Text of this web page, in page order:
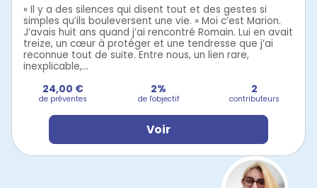
« Il y a des silences qui disent tout et des gestes si
simples qu’ils bouleversent une vie. » Moi c’est Marion.
J’avais huit ans quand j’ai rencontré Romain. Lui en avait
treize, un cœur à protéger et une tendresse que j’ai
reconnue tout de suite. Entre nous, un lien rare,
inexplicable,...
24,00 €
de préventes
2%
de l'objectif
2
contributeurs
Voir